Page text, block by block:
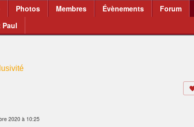
Photos Membres Évènements Forum
2020 à 10:25